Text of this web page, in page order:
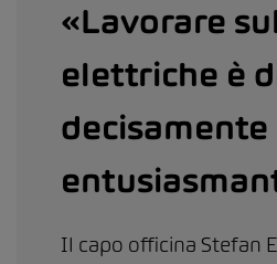
«Lavorare
elettriche è
decisamente
Il capo officina Stefan